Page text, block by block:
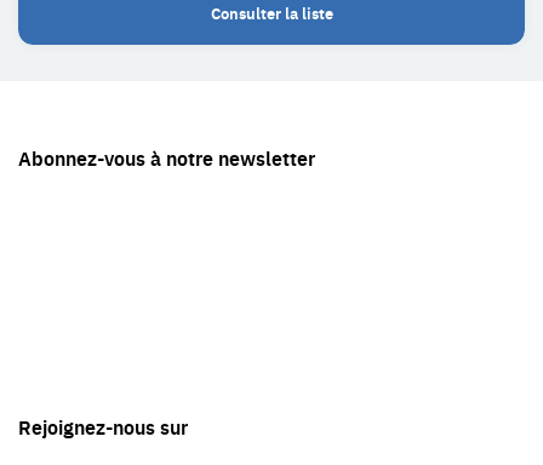
Consulter la liste
Rejoignez-nous sur
Abonnez-vous à notre newsletter